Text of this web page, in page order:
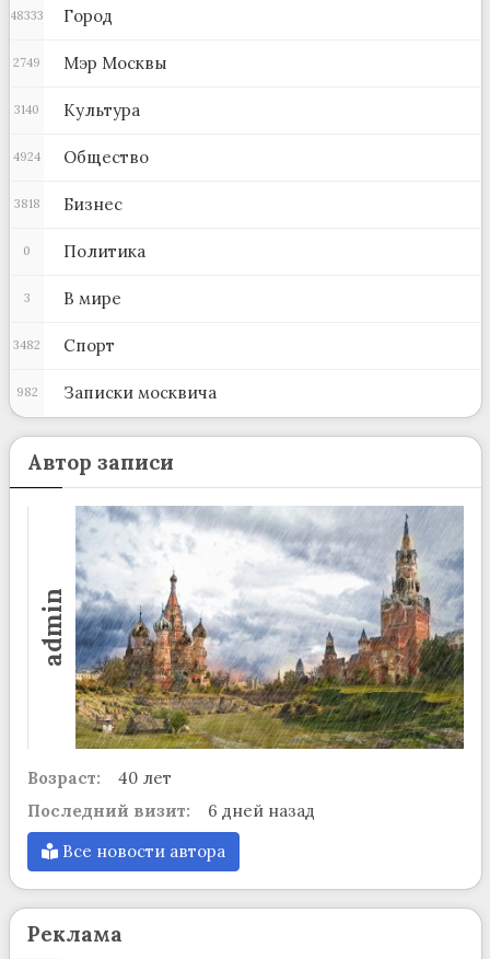
Город
48333
Мэр Москвы
2749
Культура
3140
Общество
4924
Бизнес
3818
Политика
0
В мире
3
Спорт
3482
Записки москвича
982
Автор записи
admin
Возраст:
40 лет
Последний визит:
6 дней назад
Все новости автора
Реклама